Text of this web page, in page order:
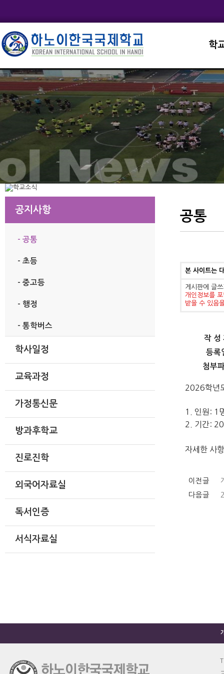
학
학
학
학
공지사항
- 공통
- 초등
- 중고등
- 행정
- 통학버스
학사일정
교육과정
가정통신문
방과후학교
진로진학
외국어자료실
독서인증
서식자료실
공통
본 사이트는
게시판에 글
개인정보를
받을 수 있음
작 성
등록
첨부
2026학년
1. 인원: 1
2. 기간:
자세한 사
이전글
다음글